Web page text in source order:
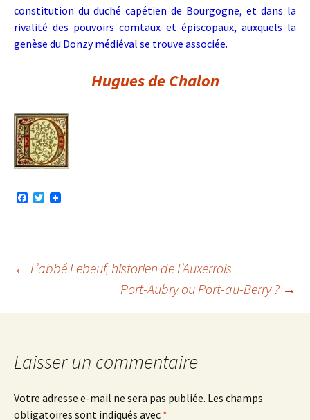
constitution du duché capétien de Bourgogne, et dans la
rivalité des pouvoirs comtaux et épiscopaux, auxquels la
genèse du Donzy médiéval se trouve associée.
Hugues de Chalon
o
k
T
r
Navigation
des
articles
← L’abbé Lebeuf, historien de l’Auxerrois
Port-Aubry ou Port-au-Berry ? →
Laisser un commentaire
Votre adresse e-mail ne sera pas publiée. Les champs
obligatoires sont indiqués avec *